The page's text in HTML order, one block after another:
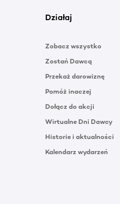
Działaj
Zobacz wszystko
Zostań Dawcą
Przekaż darowiznę
Pomóż inaczej
Dołącz do akcji
Wirtualne Dni Dawcy
Historie i aktualności
Kalendarz wydarzeń